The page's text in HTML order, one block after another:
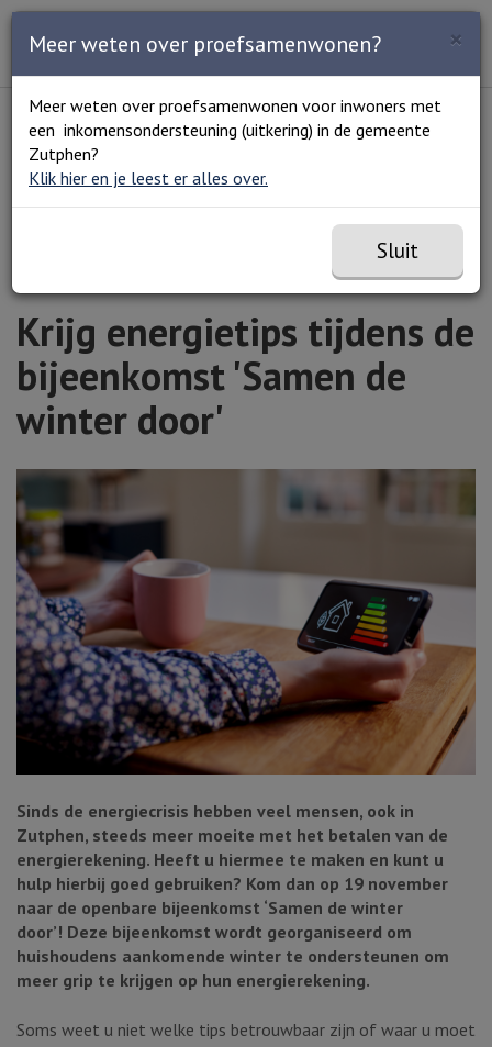
Open en sluit het
Menu
Lees voor
Uitleg woorden
Simpele tekst
Home
Krijg energietips tijdens de bijeenkomst 'Samen
de winter door'
Krijg energietips tijdens de
bijeenkomst 'Samen de
winter door'
Sinds de energiecrisis hebben veel mensen, ook in
Zutphen, steeds meer moeite met het betalen van de
energierekening. Heeft u hiermee te maken en kunt u
hulp hierbij goed gebruiken? Kom dan op 19 november
naar de openbare bijeenkomst ‘Samen de winter
door’! Deze bijeenkomst wordt georganiseerd om
huishoudens aankomende winter te ondersteunen om
meer grip te krijgen op hun energierekening.
Soms weet u niet welke tips betrouwbaar zijn of waar u moet
×
Meer weten over proefsamenwonen?
Meer weten over proefsamenwonen voor inwoners met
een inkomensondersteuning (uitkering) in de gemeente
Zutphen?
Klik hier en je leest er alles over.
Sluit